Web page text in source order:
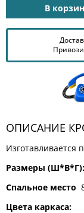
В
ОПИСАНИЕ
Изготавливается
Размеры (Ш*В*Г):
Спальное место
Цвета каркаса:
РАЗНАЯ
МЕБЕЛЬ
КОМОДЫ
ТУАЛЕТНЫЕ
БАНКЕТКИ
ДИВАНЧИКИ
САДОВАЯ
МЕБЕЛЬ
ЗЕРКАЛА